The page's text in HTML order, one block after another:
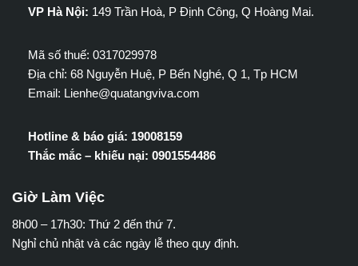
VP Hà Nội: 149 Trần Hoà, P Định Công, Q Hoàng Mai.
Mã số thuế: 0317029978
Địa chỉ: 68 Nguyễn Huệ, P Bến Nghé, Q 1, Tp HCM
Email: Lienhe@quatangviva.com
Hotline & báo giá: 19008159
Thắc mắc – khiếu nại: 0901554486
Giờ Làm Việc
8h00 – 17h30: Thứ 2 đến thứ 7.
Nghỉ chủ nhật và các ngày lễ theo quy định.